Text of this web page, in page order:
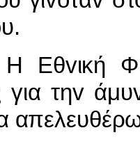
για τηv